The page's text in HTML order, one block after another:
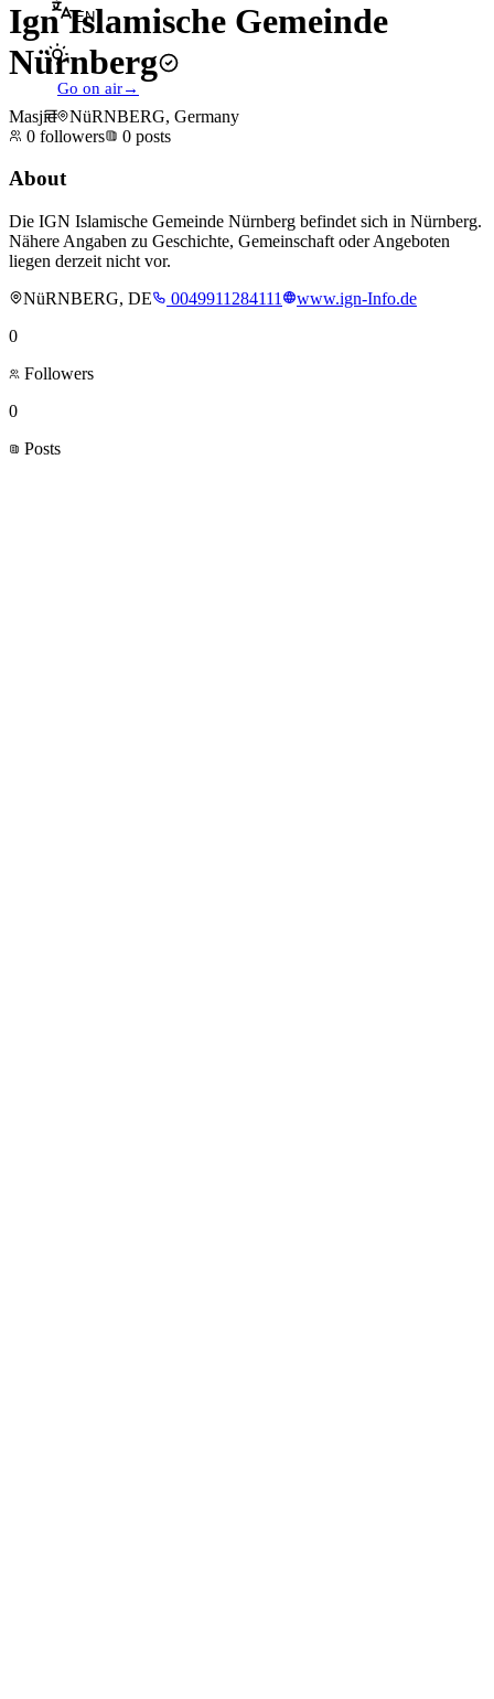
EN
Go on air→
Ign Islamische Gemeinde
Nürnberg
Masjid
NüRNBERG, Germany
0 followers 0 posts
About
Die IGN Islamische Gemeinde Nürnberg befindet sich in Nürnberg.
Nähere Angaben zu Geschichte, Gemeinschaft oder Angeboten
liegen derzeit nicht vor.
NüRNBERG, DE
0049911284111
www.ign-Info.de
0
Followers
0
Posts